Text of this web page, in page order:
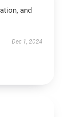
and
Dec 1, 2024